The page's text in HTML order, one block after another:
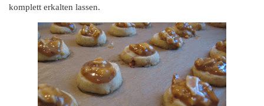
komplett erkalten lassen.